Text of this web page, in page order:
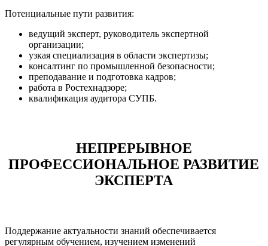
Потенциальные пути развития:
ведущий эксперт, руководитель экспертной
организации;
узкая специализация в области экспертизы;
консалтинг по промышленной безопасности;
преподавание и подготовка кадров;
работа в Ростехнадзоре;
квалификация аудитора СУПБ.
НЕПРЕРЫВНОЕ
ПРОФЕССИОНАЛЬНОЕ РАЗВИТИЕ
ЭКСПЕРТА
Поддержание актуальности знаний обеспечивается
регулярным обучением, изучением изменений